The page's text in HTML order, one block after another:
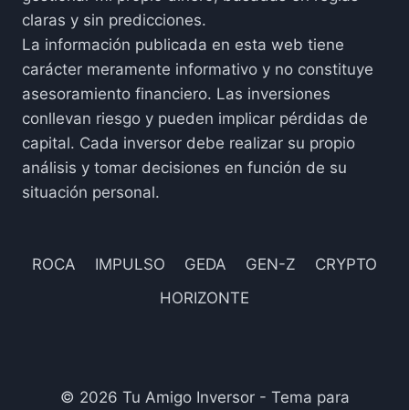
NADIE
TE
EXPLICA
BIEN
claras y sin predicciones.
La información publicada en esta web tiene
carácter meramente informativo y no constituye
asesoramiento financiero. Las inversiones
conllevan riesgo y pueden implicar pérdidas de
capital. Cada inversor debe realizar su propio
análisis y tomar decisiones en función de su
situación personal.
ROCA IMPULSO GEDA GEN-Z
CRYPTO
HORIZONTE
© 2026 Tu Amigo Inversor - Tema para